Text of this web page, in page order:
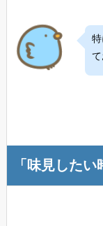
特
て
「味見した